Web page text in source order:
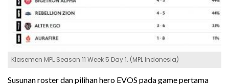
Klasemen MPL Season 11 Week 5 Day 1. (MPL Indonesia)
Susunan roster dan pilihan hero EVOS pada game pertama